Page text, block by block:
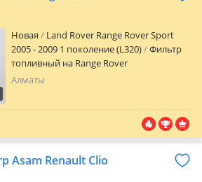
Новая
Land Rover Range Rover Sport
2005 - 2009 1 поколение (L320)
Фильтр
топливный на Range Rover
Алматы
Asam Renault Clio